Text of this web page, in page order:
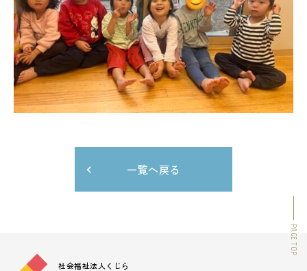
一覧へ戻る
社会福祉法人くじら
PAGE TOP